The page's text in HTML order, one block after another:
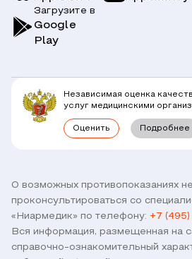
Клиники
Комплексные программы
Наши партнеры и клиенты
Симптомы
Правовая информация
Горячая линия / контроль качества
Связь с директором
Версия для слабовидящих
Вопрос-Ответ по ОМС
Прямое прикрепление сотрудников
Договор оферты
Оставить отзыв
О возможных противопоказаниях
проконсультироваться со
«Ниармедик» по телефону: +7 (495)
Вся информация, размещенная на
справочно-ознакомительный
Загрузите в
Google
Play
Независимая оценка
услуг медицинскими
Оценить Подробнее